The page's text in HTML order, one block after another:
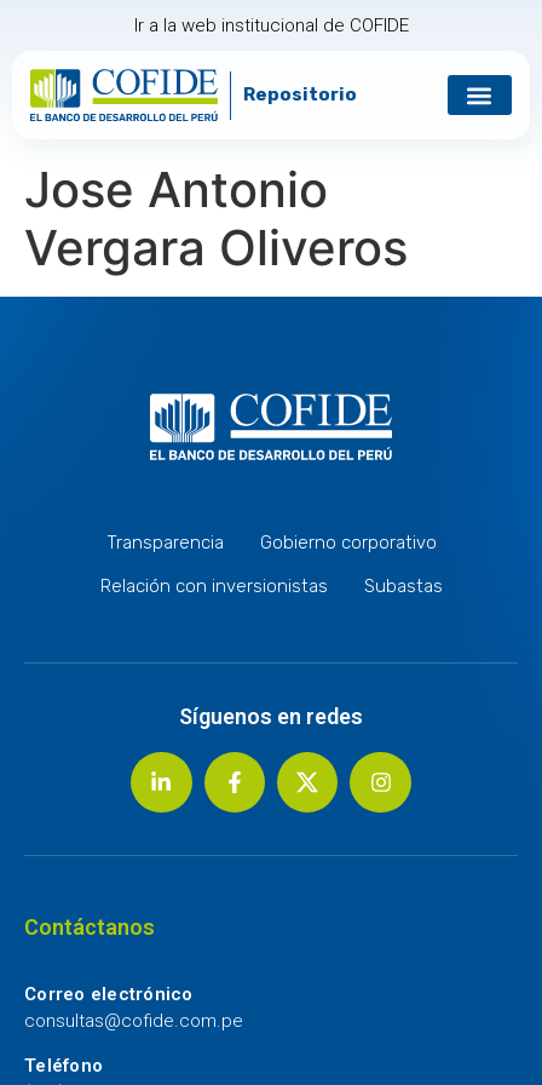
Ir a la web institucional de COFIDE
Repositorio
Jose Antonio
Vergara Oliveros
Transparencia
Gobierno corporativo
Relación con inversionistas
Subastas
Síguenos en redes
Contáctanos
Correo electrónico
consultas@cofide.com.pe
Teléfono